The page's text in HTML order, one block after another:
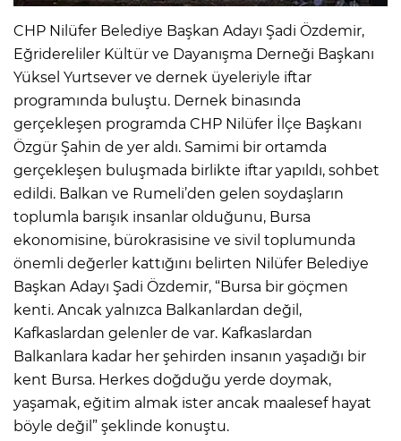
CHP Nilüfer Belediye Başkan Adayı Şadi Özdemir,
Eğridereliler Kültür ve Dayanışma Derneği Başkanı
Yüksel Yurtsever ve dernek üyeleriyle iftar
programında buluştu. Dernek binasında
gerçekleşen programda CHP Nilüfer İlçe Başkanı
Özgür Şahin de yer aldı. Samimi bir ortamda
gerçekleşen buluşmada birlikte iftar yapıldı, sohbet
edildi. Balkan ve Rumeli’den gelen soydaşların
toplumla barışık insanlar olduğunu, Bursa
ekonomisine, bürokrasisine ve sivil toplumunda
önemli değerler kattığını belirten Nilüfer Belediye
Başkan Adayı Şadi Özdemir, “Bursa bir göçmen
kenti. Ancak yalnızca Balkanlardan değil,
Kafkaslardan gelenler de var. Kafkaslardan
Balkanlara kadar her şehirden insanın yaşadığı bir
kent Bursa. Herkes doğduğu yerde doymak,
yaşamak, eğitim almak ister ancak maalesef hayat
böyle değil” şeklinde konuştu.